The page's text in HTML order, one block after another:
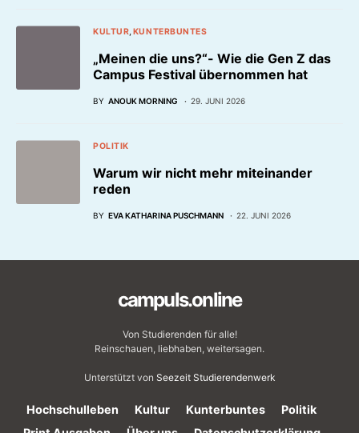
KULTUR KUNTERBUNTES
„Meinen die uns?“- Wie die Gen Z das
Campus Festival übernommen hat
BY ANOUK MORNING 29. JUNI 2026
POLITIK
Warum wir nicht mehr miteinander
reden
BY EVA KATHARINA PUSCHMANN 22. JUNI 2026
campuls.online
Von Studierenden für alle!
Reinschauen, liebhaben, weitersagen.
Unterstützt von Seezeit Studierendenwerk
Hochschulleben Kultur Kunterbuntes
Politik